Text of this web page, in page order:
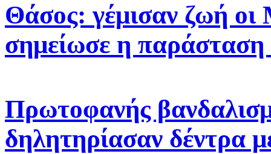
Θάσος: γέμισαν ζωή οι
σημείωσε η
Πρωτοφανής
δηλητηρίασαν δέντρα